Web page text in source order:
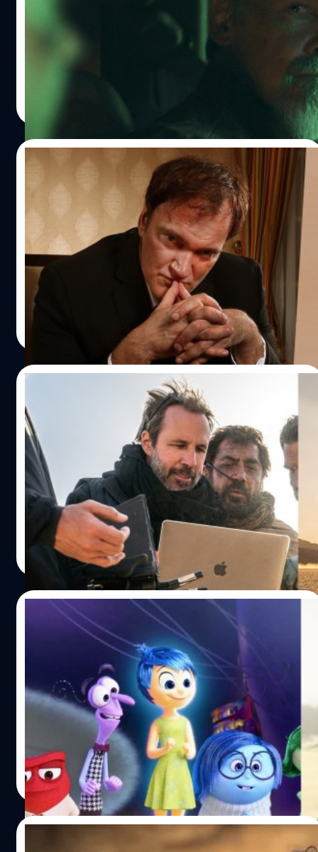
จอช โบรลิน (Josh Brolin) เผย ต้องใช้ถุงนิโคตินตลอด 24
ชั่วโมงไม่เว้นแม้แต่ตอนนอน หลังจากเม็ดอมนิโคตินทำฟันผุ 7
09/11/2024
Quentin Tarantino ลั่น ไม่อยากดูหนัง
‘Dune’ เพราะเป็นแค่หนังรีเมก Denis
Villeneuve โต้ “ผมไม่แคร์ !”
เควนทิน ทารันทิโน (Quentin Tarantino) ไม่อยากดูหนัง
'Dune' เพราะเป็นแค่หนังรีเมก เดอนี วีลเนิฟ (Denis
Villeneuve) โต้ ไม่แคร์ เพราะนี่คือหนังต้นฉบับ
ประภาส อยู่เย็น | 636 days ago
11/09/2024
Denis Villeneuve ยืนยันจะกำกับ ‘Dune 3’
เป็นภาคสุดท้าย พร้อมวางรากฐานสู่ภาคอื่น ๆ
ต่อไป
เดอนีส วีลเนิฟว์ ผู้กำกับ 'Dune: Part Two' ยืนยันว่า 'Dune:
Messiah' เป็นการรากฐานสำคัญต่อโปรเจกต์อื่น ๆ ของแฟรน
ไชส์ในอนาคต
ปรีดี ฤกษ์วลีกุล| 695 days ago
Read More
‘Inside Out 2’ และ ‘Deadpool &
Wolverine’ ส่งให้ Disney ปิดซัมเมอร์ด้วยราย
ได้มหาศาล 1,530 ล้านเหรียญ
Disney ครองแชมป์ซัมเมอร์ในสหรัฐฯ ประจำปี 2024 ด้วย
ผลานของทั้ง Pixar, 20th Century Studios และ Marvel
ปรีดี ฤกษ์วลีกุล| 705 days ago
Read More